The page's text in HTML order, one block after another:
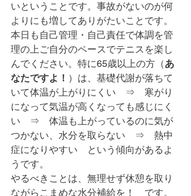
いということです。事故がないのが何
よりにも増してありがたいことです。
本日も自己管理・自己責任で体調を管
理の上ご自分のペースでテニスを楽し
んでください。特に65歳以上の方（あ
なたですよ！ ）は、基礎代謝が落ちて
いて体温が上がりにくい　⇒　寒がり
になって気温が高くなっても感じにく
い　⇒　体温も上がっているのに気が
つかない、水分を取らない　⇒　熱中
症になりやすい　という傾向があるよ
うです。
やるべきことは、無理せず休憩を取り
ながらこまめな水分補給を！　です。